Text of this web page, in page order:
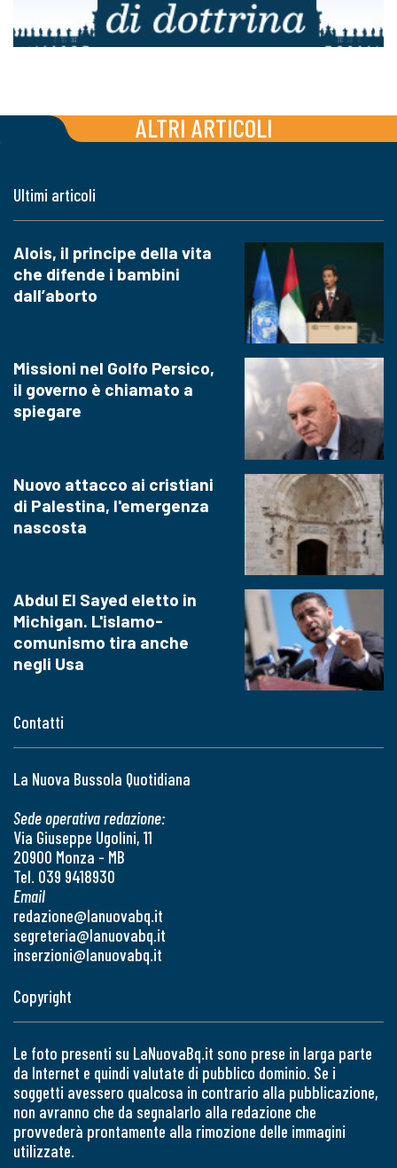
ALTRI ARTICOLI
Contatti
La Nuova Bussola Quotidiana
Sede operativa redazione:
Via Giuseppe Ugolini, 11
20900 Monza - MB
Tel. 039 9418930
Email
redazione@lanuovabq.it
segreteria@lanuovabq.it
inserzioni@lanuovabq.it
Ultimi articoli
Alois, il principe della vita
che difende i bambini
dall’aborto
Missioni nel Golfo Persico,
il governo è chiamato a
spiegare
Nuovo attacco ai cristiani
di Palestina, l'emergenza
nascosta
Abdul El Sayed eletto in
Michigan. L'islamo-
comunismo tira anche
negli Usa
Copyright
Le foto presenti su LaNuovaBq.it sono prese in larga parte
da Internet e quindi valutate di pubblico dominio. Se i
soggetti avessero qualcosa in contrario alla pubblicazione,
non avranno che da segnalarlo alla redazione che
provvederà prontamente alla rimozione delle immagini
utilizzate.